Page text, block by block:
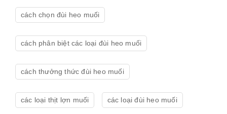
cách chọn đùi heo muối
cách phân biệt các loại đùi heo muối
cách thưởng thức đùi heo muối
các loại thịt lợn muối các loại đùi heo muối